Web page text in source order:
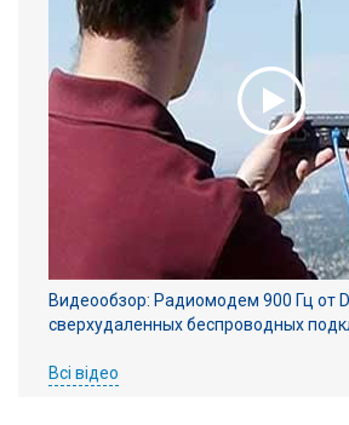
Видеообзор: Радиомодем 900 Гц от
сверхудаленных беспроводных
Всі відео